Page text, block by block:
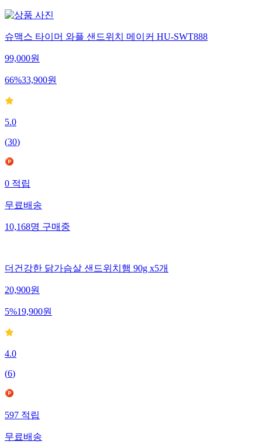
슈맥스 타이머 와플 샌드위치 메이커 HU-SWT888
99,000원
66%33,900원
5.0
(30)
0 적립
무료배송
10,168명 구매중
더건강한 닭가슴살 샌드위치햄 90g x5개
20,900원
5%19,900원
4.0
(6)
597 적립
무료배송